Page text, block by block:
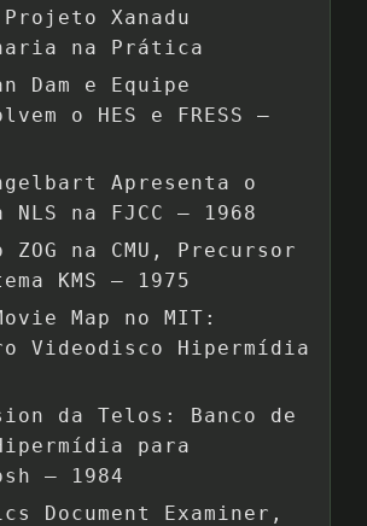
Projeto Xanadu
na Prática
Dam e Equipe
o HES e FRESS –
Apresenta o
NLS na FJCC – 1968
ZOG na CMU, Precursor
KMS – 1975
Map no MIT:
Videodisco Hipermídia
da Telos: Banco de
para
– 1984
Document Examiner,